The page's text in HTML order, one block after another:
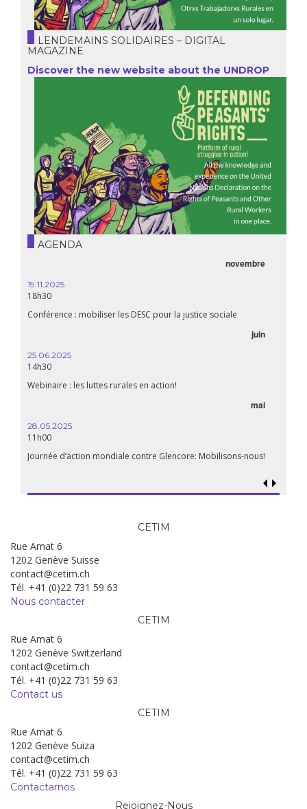
LENDEMAINS SOLIDAIRES – DIGITAL
MAGAZINE
Discover the new website about the UNDROP
AGENDA
novembre
19.11.2025
18h30
Conférence : mobiliser les DESC pour la justice sociale
juin
25.06.2025
14h30
Webinaire : les luttes rurales en action!
mai
28.05.2025
11h00
Journée d’action mondiale contre Glencore: Mobilisons-nous!
CETIM
Rue Amat 6
1202 Genève Suisse
contact@cetim.ch
Tél. +41 (0)22 731 59 63
Nous contacter
CETIM
Rue Amat 6
1202 Genève Switzerland
contact@cetim.ch
Tél. +41 (0)22 731 59 63
Contact us
CETIM
Rue Amat 6
1202 Genève Suiza
contact@cetim.ch
Tél. +41 (0)22 731 59 63
Contactarnos
Rejoignez-Nous